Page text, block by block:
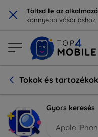
× Töltsd le az
könnyebb vásárláshoz.
Tokok és
Gyors keresés
Apple